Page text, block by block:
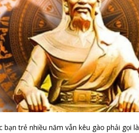
bạn trẻ nhiều năm vẫn kêu gào phải gọi